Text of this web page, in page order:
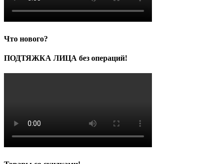
Что нового?
ПОДТЯЖКА ЛИЦА без операций!